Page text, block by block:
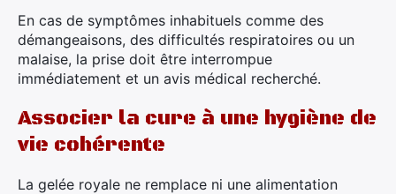
En cas de symptômes inhabituels comme des
démangeaisons, des difficultés respiratoires ou un
malaise, la prise doit être interrompue
immédiatement et un avis médical recherché.
Associer la cure à une hygiène de
vie cohérente
La gelée royale ne remplace ni une alimentation